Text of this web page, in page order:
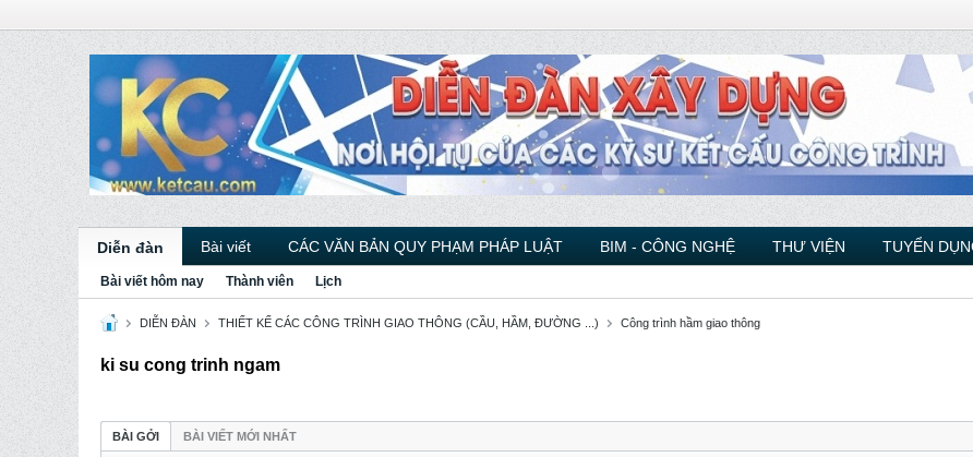
Diễn đàn Bài viết CÁC VĂN BẢN QUY PHẠM PHÁP LUẬT BIM - CÔNG NGHỆ THƯ VIỆN TUYỂN
Bài viết hôm nay Thành viên Lịch
DIỄN ĐÀN THIẾT KẾ CÁC CÔNG TRÌNH GIAO THÔNG (CẦU, HẦM, ĐƯỜNG ...) Công trình hầm giao thông
ki su cong trinh ngam
BÀI GỞI BÀI VIẾT MỚI NHẤT